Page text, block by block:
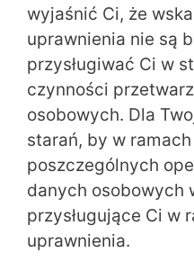
wyjaśnić Ci, że
uprawnienia nie są
przysługiwać Ci w
czynności
osobowych. Dla
starań, by w
poszczególnych
danych osobowych
przysługujące Ci w
uprawnienia.